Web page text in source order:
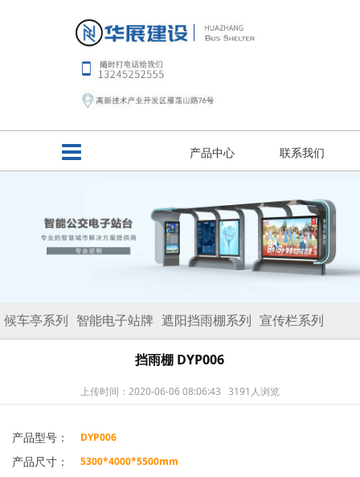
产品中心 联系我们
候车亭系列 智能电子站牌 遮阳挡雨棚系列 宣传栏系列
垃圾分类亭 移动板房
挡雨棚 DYP006
上传时间：2020-06-06 08:06:43 3191人浏览
产品型号： DYP006
产品尺寸： 5300*4000*5500mm